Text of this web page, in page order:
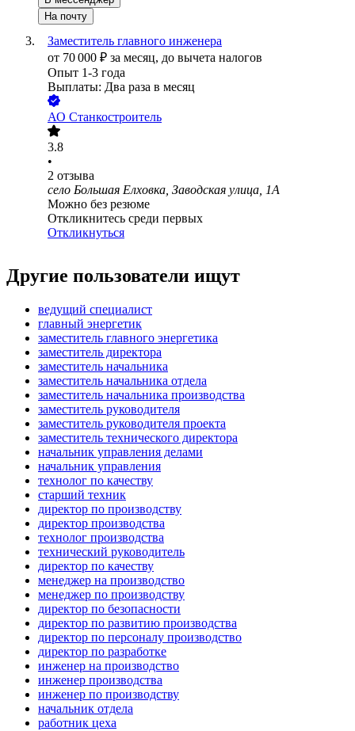
На почту
Заместитель главного инженера
от 70 000 ₽ за месяц, до вычета налогов
Опыт 1-3 года
Выплаты: Два раза в месяц
АО Станкостроитель
3.8
•
2 отзыва
село Большая Елховка, Заводская улица, 1А
Можно без резюме
Откликнитесь среди первых
Откликнуться
Другие пользователи ищут
ведущий специалист
главный энергетик
заместитель главного энергетика
заместитель директора
заместитель начальника
заместитель начальника отдела
заместитель начальника производства
заместитель руководителя
заместитель руководителя проекта
заместитель технического директора
начальник управления делами
начальник управления
технолог по качеству
старший техник
директор по производству
директор производства
технолог производства
технический руководитель
директор по качеству
менеджер на производство
менеджер по производству
директор по безопасности
директор по развитию производства
директор по персоналу производство
директор по разработке
инженер на производство
инженер производства
инженер по производству
начальник отдела
работник цеха